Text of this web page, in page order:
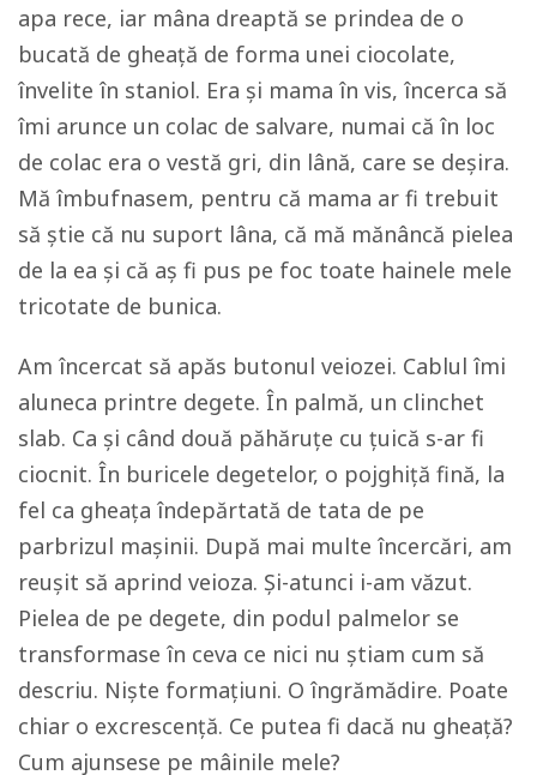
apa rece, iar mâna dreaptă se prindea de o
bucată de gheață de forma unei ciocolate,
învelite în staniol. Era și mama în vis, încerca să
îmi arunce un colac de salvare, numai că în loc
de colac era o vestă gri, din lână, care se deșira.
Mă îmbufnasem, pentru că mama ar fi trebuit
să știe că nu suport lâna, că mă mănâncă pielea
de la ea și că aș fi pus pe foc toate hainele mele
tricotate de bunica.
Am încercat să apăs butonul veiozei. Cablul îmi
aluneca printre degete. În palmă, un clinchet
slab. Ca și când două păhăruțe cu țuică s-ar fi
ciocnit. În buricele degetelor, o pojghiță fină, la
fel ca gheața îndepărtată de tata de pe
parbrizul mașinii. După mai multe încercări, am
reușit să aprind veioza. Și-atunci i-am văzut.
Pielea de pe degete, din podul palmelor se
transformase în ceva ce nici nu știam cum să
descriu. Niște formațiuni. O îngrămădire. Poate
chiar o excrescență. Ce putea fi dacă nu gheață?
Cum ajunsese pe mâinile mele?